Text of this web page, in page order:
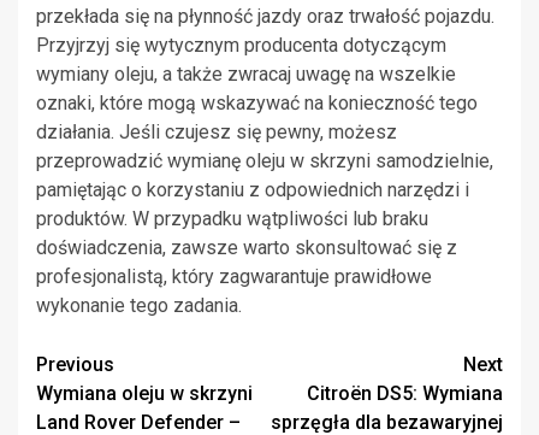
przekłada się na płynność jazdy oraz trwałość pojazdu.
Przyjrzyj się wytycznym producenta dotyczącym
wymiany oleju, a także zwracaj uwagę na wszelkie
oznaki, które mogą wskazywać na konieczność tego
działania. Jeśli czujesz się pewny, możesz
przeprowadzić wymianę oleju w skrzyni samodzielnie,
pamiętając o korzystaniu z odpowiednich narzędzi i
produktów. W przypadku wątpliwości lub braku
doświadczenia, zawsze warto skonsultować się z
profesjonalistą, który zagwarantuje prawidłowe
wykonanie tego zadania.
Continue
Reading
Previous
Wymiana oleju w skrzyni
Land Rover Defender –
Next
Citroën DS5: Wymiana
sprzęgła dla bezawaryjnej